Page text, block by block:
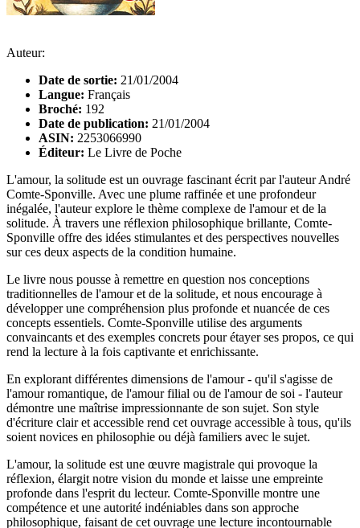
Auteur:
Date de sortie: 21/01/2004
Langue: Français
Broché: 192
Date de publication: 21/01/2004
ASIN: 2253066990
Éditeur: Le Livre de Poche
L'amour, la solitude est un ouvrage fascinant écrit par l'auteur André
Comte-Sponville. Avec une plume raffinée et une profondeur
inégalée, l'auteur explore le thème complexe de l'amour et de la
solitude. À travers une réflexion philosophique brillante, Comte-
Sponville offre des idées stimulantes et des perspectives nouvelles
sur ces deux aspects de la condition humaine.
Le livre nous pousse à remettre en question nos conceptions
traditionnelles de l'amour et de la solitude, et nous encourage à
développer une compréhension plus profonde et nuancée de ces
concepts essentiels. Comte-Sponville utilise des arguments
convaincants et des exemples concrets pour étayer ses propos, ce qui
rend la lecture à la fois captivante et enrichissante.
En explorant différentes dimensions de l'amour - qu'il s'agisse de
l'amour romantique, de l'amour filial ou de l'amour de soi - l'auteur
démontre une maîtrise impressionnante de son sujet. Son style
d'écriture clair et accessible rend cet ouvrage accessible à tous, qu'ils
soient novices en philosophie ou déjà familiers avec le sujet.
L'amour, la solitude est une œuvre magistrale qui provoque la
réflexion, élargit notre vision du monde et laisse une empreinte
profonde dans l'esprit du lecteur. Comte-Sponville montre une
compétence et une autorité indéniables dans son approche
philosophique, faisant de cet ouvrage une lecture incontournable